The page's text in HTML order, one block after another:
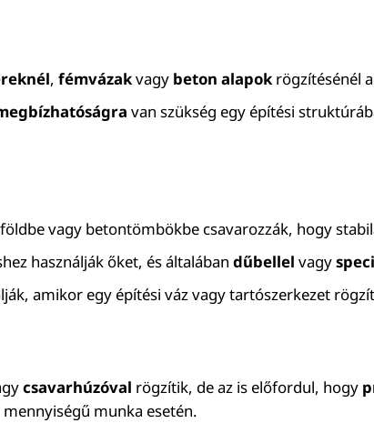
,fémvázakvagy beton alapokrögzítésénél
van szükség egy építési
vagy betontömbökbe csavarozzák, hogy
használják őket, és általábandűbellel vagy
amikor egy építési váz vagy tartószerkezet
csavarhúzóval rögzítik, de az is előfordul, hogy
munka esetén.